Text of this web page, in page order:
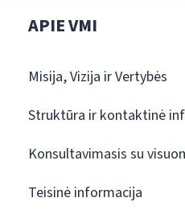
APIE VMI
Misija, Vizija ir Vertybės
Struktūra ir kontaktinė
Konsultavimasis su
Teisinė informacija